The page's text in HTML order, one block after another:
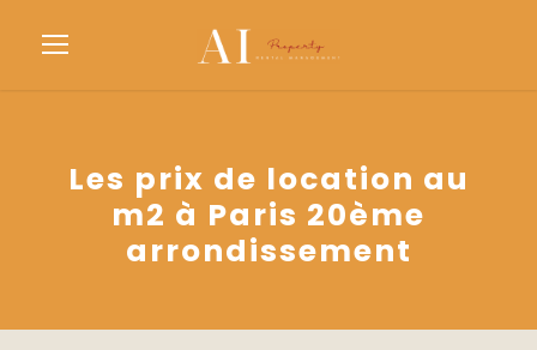
Les prix de location au
m2 à Paris 20ème
arrondissement